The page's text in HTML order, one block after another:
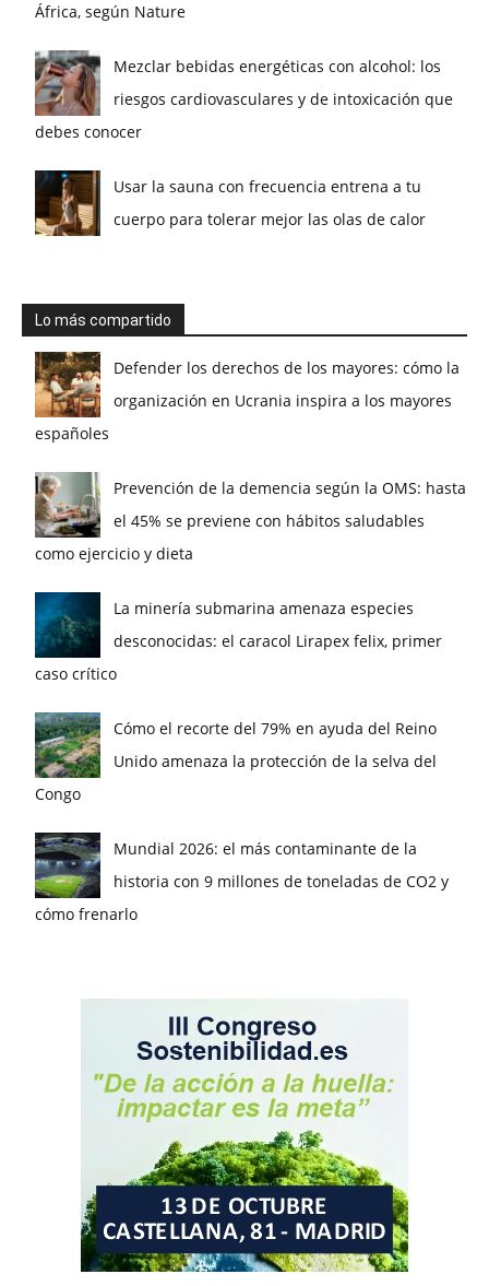
África, según Nature
Mezclar bebidas energéticas con alcohol: los
riesgos cardiovasculares y de intoxicación que
debes conocer
Usar la sauna con frecuencia entrena a tu
cuerpo para tolerar mejor las olas de calor
Lo más compartido
Defender los derechos de los mayores: cómo la
organización en Ucrania inspira a los mayores
españoles
Prevención de la demencia según la OMS: hasta
el 45% se previene con hábitos saludables
como ejercicio y dieta
La minería submarina amenaza especies
desconocidas: el caracol Lirapex felix, primer
caso crítico
Cómo el recorte del 79% en ayuda del Reino
Unido amenaza la protección de la selva del
Congo
Mundial 2026: el más contaminante de la
historia con 9 millones de toneladas de CO2 y
cómo frenarlo